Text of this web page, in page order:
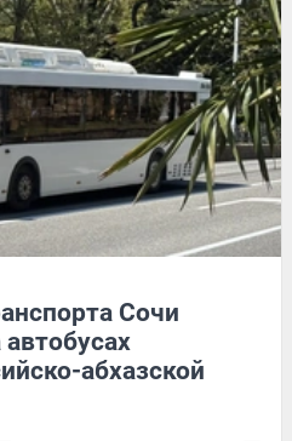
Сочи
автобусах
абхазской